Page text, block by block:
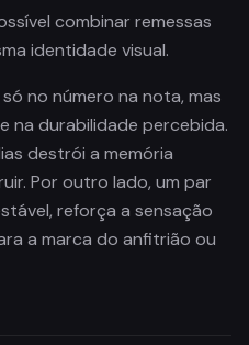
combinar remessas
identidade visual.
no número na nota, mas
na durabilidade percebida.
destrói a memória
Por outro lado, um par
reforça a sensação
a marca do anfitrião ou